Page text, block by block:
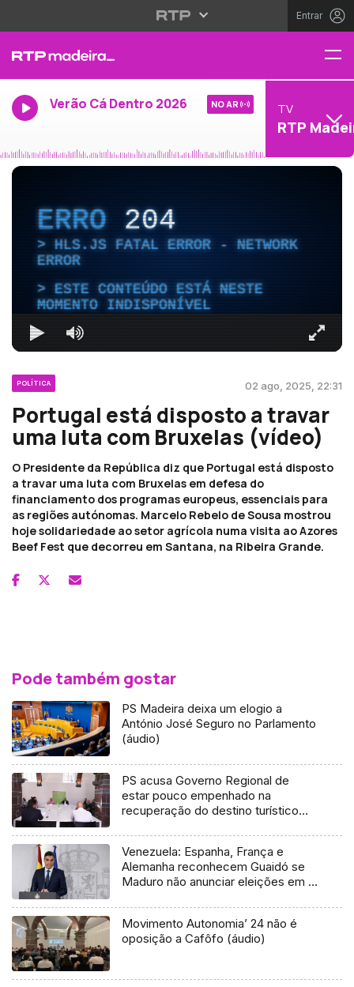
Entrar
Verão Cá Dentro 2026 NO AR TV
RTP
ERRO204
HLS.JS FATAL ERROR - NETWORK
ERROR
ESTE CONTEÚDO ESTÁ NESTE
MOMENTO INDISPONÍVEL
POLÍTICA 02 ago, 2025, 22:31
Portugal está disposto a travar
uma luta com Bruxelas (vídeo)
O Presidente da República diz que Portugal está disposto
a travar uma luta com Bruxelas em defesa do
financiamento dos programas europeus, essenciais para
as regiões autónomas. Marcelo Rebelo de Sousa mostrou
hoje solidariedade ao setor agrícola numa visita ao Azores
Beef Fest que decorreu em Santana, na Ribeira Grande.
Pode também gostar
PS Madeira deixa um elogio a
António José Seguro no Parlamento
(áudio)
PS acusa Governo Regional de
estar pouco empenhado na
recuperação do destino turístico
Venezuela: Espanha, França e
Alemanha reconhecem Guaidó se
Maduro não anunciar eleições em 8
Movimento Autonomia’ 24 não é
oposição a Cafôfo (áudio)